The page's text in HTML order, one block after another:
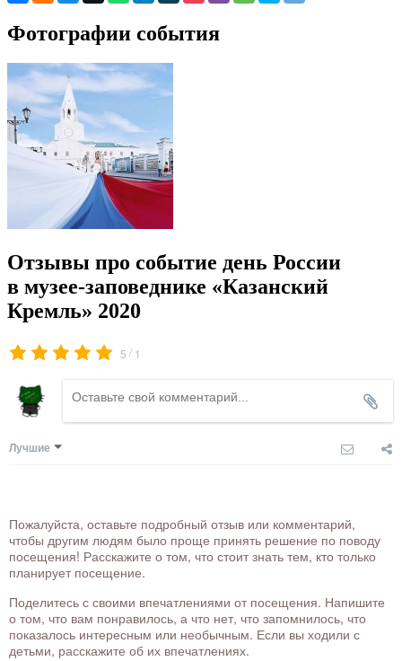
Фотографии события
Отзывы про событие день России
в музее-заповеднике «Казанский
Кремль» 2020
5 / 1
Лучшие
Пожалуйста, оставьте подробный отзыв или комментарий,
чтобы другим людям было проще принять решение по поводу
посещения! Расскажите о том, что стоит знать тем, кто только
планирует посещение.
Поделитесь с своими впечатлениями от посещения. Напишите
о том, что вам понравилось, а что нет, что запомнилось, что
показалось интересным или необычным. Если вы ходили с
детьми, расскажите об их впечатлениях.